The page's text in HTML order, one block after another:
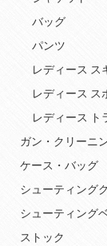
バッグ
パンツ
レディース ス
レディース ス
レディース ト
ガン・クリーニ
ケース・バッグ
シューティング
シューティング
ストック